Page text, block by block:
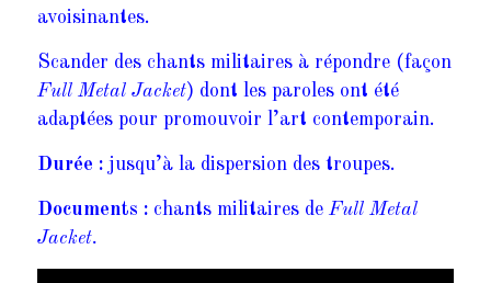
avoisinantes.
Scander des chants militaires à répondre (façon
Full Metal Jacket) dont les paroles ont été
adaptées pour promouvoir l’art contemporain.
Durée :jusqu’à la dispersion des troupes.
Documents :chants militaires de Full Metal
Jacket.